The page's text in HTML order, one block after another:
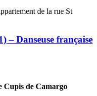
de la rue St
– Danseuse française
Cupis de Camargo